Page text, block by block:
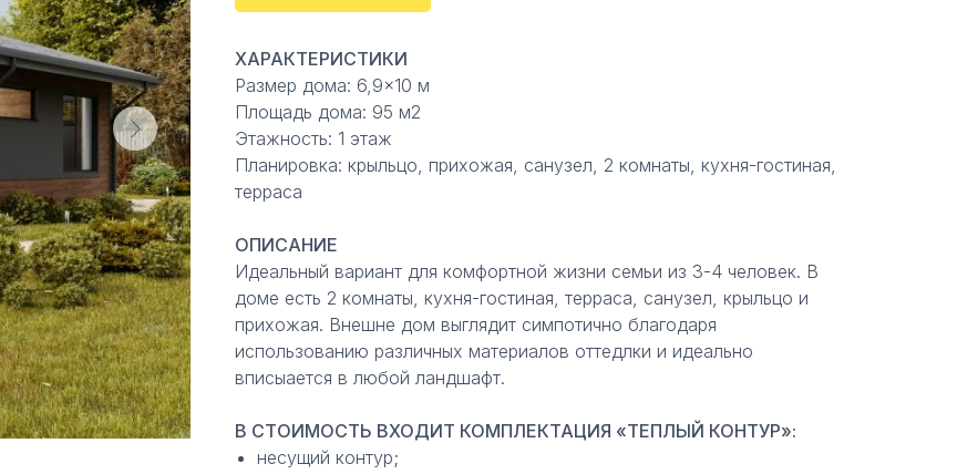
ХАРАКТЕРИСТИКИ
Размер дома: 6,9×10 м
Площадь дома: 95 м2
Этажность: 1 этаж
Планировка: крыльцо, прихожая, санузел, 2 комнаты, кухня-гостиная,
терраса
ОПИСАНИЕ
Идеальный вариант для комфортной жизни семьи из 3-4 человек. В
доме есть 2 комнаты, кухня-гостиная, терраса, санузел, крыльцо и
прихожая. Внешне дом выглядит симпотично благодаря
использованию различных материалов оттедлки и идеально
вписыается в любой ландшафт.
В СТОИМОСТЬ ВХОДИТ КОМПЛЕКТАЦИЯ «ТЕПЛЫЙ КОНТУР»:
несущий контур;